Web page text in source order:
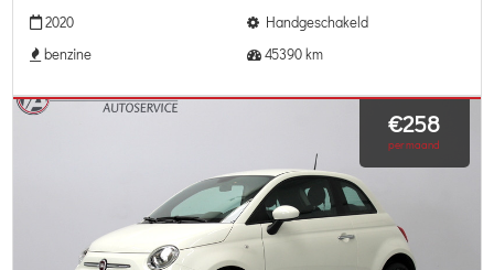
2020
Handgeschakeld
benzine
45390 km
€258
per maand